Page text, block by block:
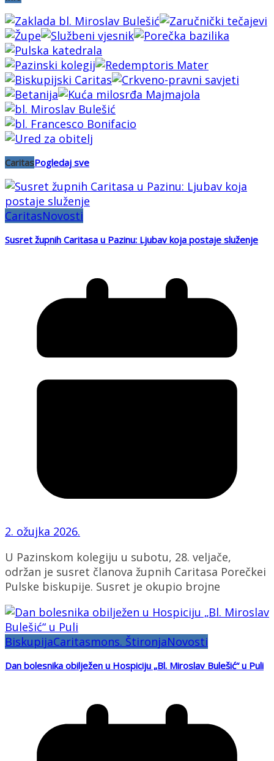
CaritasPogledaj sve
CaritasNovosti
Susret župnih Caritasa u Pazinu: Ljubav koja postaje služenje
2. ožujka 2026.
U Pazinskom kolegiju u subotu, 28. veljače,
održan je susret članova župnih Caritasa Porečkei
Pulske biskupije. Susret je okupio brojne
BiskupijaCaritasmons. ŠtironjaNovosti
Dan bolesnika obilježen u Hospiciju „Bl. Miroslav Bulešić“ u Puli